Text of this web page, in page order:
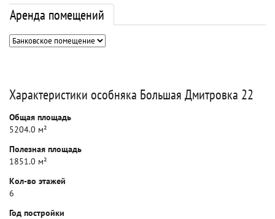
Аренда помещений
Характеристики особняка Большая Дмитровка 22
Общая площадь
5204.0 м²
Полезная площадь
1851.0 м²
Кол-во этажей
6
Год постройки